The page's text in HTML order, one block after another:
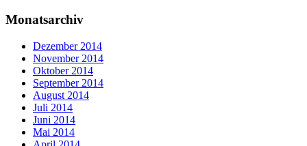
Monatsarchiv
Dezember 2014
November 2014
Oktober 2014
September 2014
August 2014
Juli 2014
Juni 2014
Mai 2014